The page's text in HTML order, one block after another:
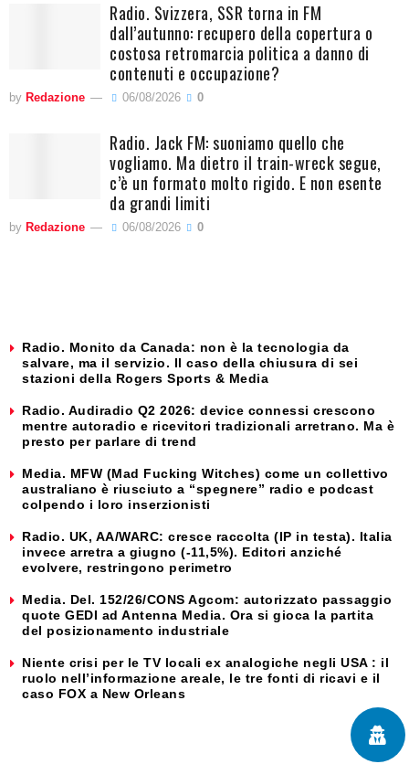
Radio. Svizzera, SSR torna in FM
dall’autunno: recupero della copertura o
costosa retromarcia politica a danno di
contenuti e occupazione?
by Redazione 06/08/2026 0
Radio. Jack FM: suoniamo quello che
vogliamo. Ma dietro il train-wreck segue,
c’è un formato molto rigido. E non esente
da grandi limiti
by Redazione 06/08/2026 0
Radio. Monito da Canada: non è la tecnologia da
salvare, ma il servizio. Il caso della chiusura di sei
stazioni della Rogers Sports & Media
Radio. Audiradio Q2 2026: device connessi crescono
mentre autoradio e ricevitori tradizionali arretrano. Ma è
presto per parlare di trend
Media. MFW (Mad Fucking Witches) come un collettivo
australiano è riusciuto a “spegnere” radio e podcast
colpendo i loro inserzionisti
Radio. UK, AA/WARC: cresce raccolta (IP in testa). Italia
invece arretra a giugno (-11,5%). Editori anziché
evolvere, restringono perimetro
Media. Del. 152/26/CONS Agcom: autorizzato passaggio
quote GEDI ad Antenna Media. Ora si gioca la partita
del posizionamento industriale
Niente crisi per le TV locali ex analogiche negli USA : il
ruolo nell’informazione areale, le tre fonti di ricavi e il
caso FOX a New Orleans